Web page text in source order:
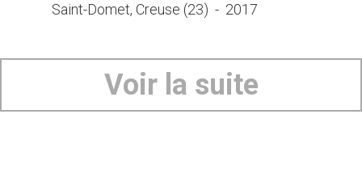
Saint-Domet, Creuse (23) - 2017
Voir la suite